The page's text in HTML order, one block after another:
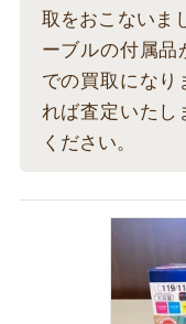
取をおこないま
ーブルの付属品
での買取になり
れば査定いたし
ください。